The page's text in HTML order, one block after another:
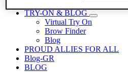
TRY-ON & BLOG
Virtual Try On
Brow Finder
Blog
PROUD ALLIES FOR ALL
Blog-GR
BLOG